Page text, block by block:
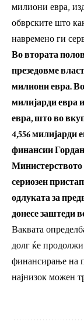
милиони евра,
обврските што
навремено ги
Во втората
презедовме
милиони евра. Во
милијарди евра
евра, што во
4,556 милијарди
финансии
сериозен
одлуката за
донесе заштеди
Ваквата
долг ќе
финансирање на
најнизок можен